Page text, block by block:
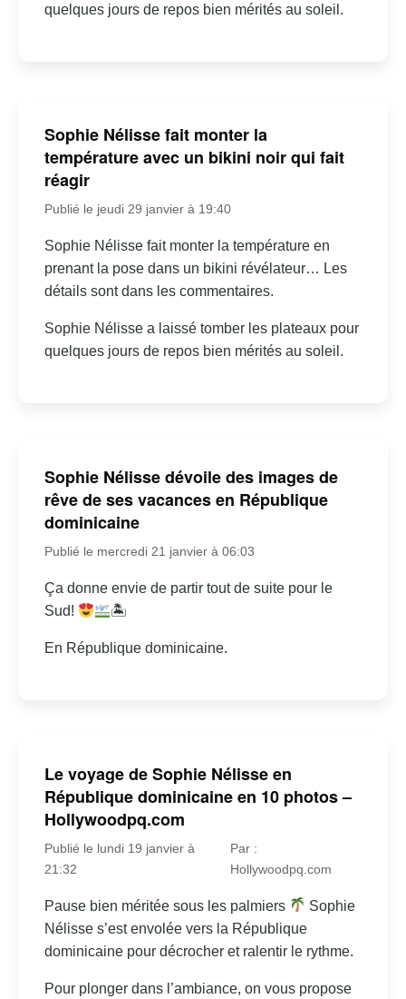
quelques jours de repos bien mérités au soleil.
Sophie Nélisse fait monter la
température avec un bikini noir qui fait
réagir
Publié le jeudi 29 janvier à 19:40
Sophie Nélisse fait monter la température en
prenant la pose dans un bikini révélateur… Les
détails sont dans les commentaires.
Sophie Nélisse a laissé tomber les plateaux pour
quelques jours de repos bien mérités au soleil.
Sophie Nélisse dévoile des images de
rêve de ses vacances en République
dominicaine
Publié le mercredi 21 janvier à 06:03
Ça donne envie de partir tout de suite pour le
Sud!
🏝
En République dominicaine.
Le voyage de Sophie Nélisse en
République dominicaine en 10 photos –
Hollywoodpq.com
Publié le lundi 19 janvier à
21:32
Par :
Hollywoodpq.com
Pause bien méritée sous les palmiers
Sophie
Nélisse s’est envolée vers la République
dominicaine pour décrocher et ralentir le rythme.
Pour plonger dans l’ambiance, on vous propose